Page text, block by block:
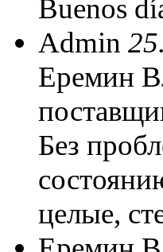
Buenos
Admin
Еремин
Без
целые,